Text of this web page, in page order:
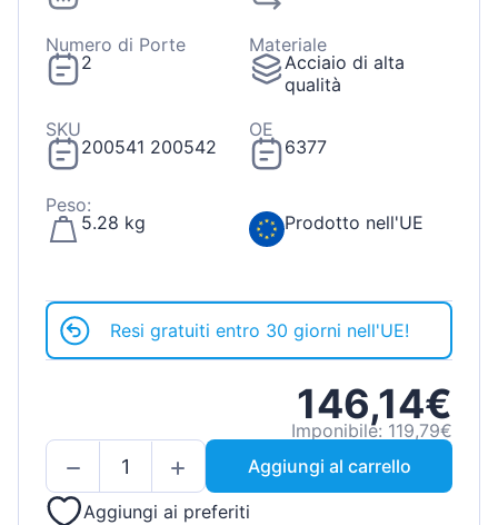
Numero di Porte
2
Materiale
Acciaio di alta
qualità
SKU
200541 200542
OE
6377
Peso:
5.28 kg
Prodotto nell'UE
Resi gratuiti entro 30 giorni nell'UE!
146,14€
Imponibile: 119,79€
Aggiungi al carrello
Aggiungi ai preferiti